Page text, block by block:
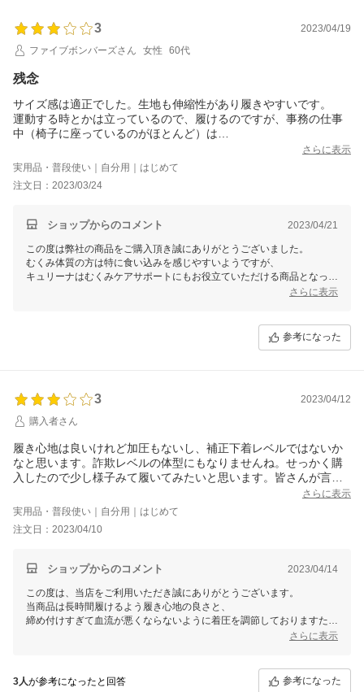
ょうか。
最後までしっかりと対応をさせていただきますので、何卒よろしくお願
いいたします。
3
2023/04/19
ファイブボンバーズさん
女性 60代
残念
サイズ感は適正でした。生地も伸縮性があり履きやすいです。
運動する時とかは立っているので、履けるのですが、事務の仕事
中（椅子に座っているのがほとんど）は
さらに表示
実用品・普段使い｜自分用｜はじめて
注文日：2023/03/24
ショップからのコメント 2023/04/21
この度は弊社の商品をご購入頂き誠にありがとうございました。
むくみ体質の方は特に食い込みを感じやすいようですが、
キュリーナはむくみケアサポートにもお役立ていただける商品となって
また当商品は、サイズの交換や返品の対応もさせていただいておりま
最後までしっかりと対応をさせていただきますので、何卒よろしくお願
いいたします。
さらに表示
参考になった
3
2023/04/12
購入者さん
履き心地は良いけれど加圧もないし、補正下着レベルではないか
なと思います。詐欺レベルの体型にもなりませんね。せっかく購
入したので少し様子みて履いてみたいと思います。皆さんが言う
ように太ももが気になります。外には履いていけないかな。さらに表示
実用品・普段使い｜自分用｜はじめて
注文日：2023/04/10
ショップからのコメント 2023/04/14
この度は、当店をご利用いただき誠にありがとうございます。
当商品は長時間履けるよう履き心地の良さと、
締め付けすぎて血流が悪くならないように着圧を調節しておりますた
引き続きご愛用いただけますと幸いです。
さらに表示
3人が参考になったと回答 参考になった